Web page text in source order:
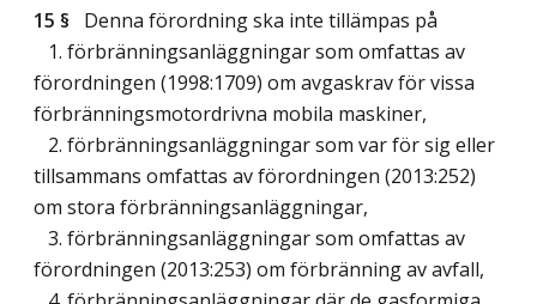
15 § Denna förordning ska inte tillämpas på
1. förbränningsanläggningar som omfattas av
förordningen (1998:1709) om avgaskrav för vissa
förbränningsmotordrivna mobila maskiner,
2. förbränningsanläggningar som var för sig eller
tillsammans omfattas av förordningen (2013:252)
om stora förbränningsanläggningar,
3. förbränningsanläggningar som omfattas av
förordningen (2013:253) om förbränning av avfall,